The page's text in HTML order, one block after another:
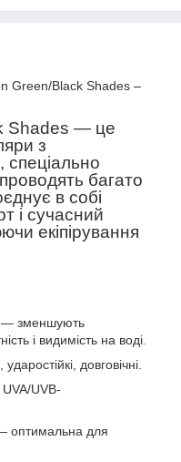
Green/Black Shades –
Shades — це
з
спеціально
багато
в собі
і сучасний
екіпірування
— зменшують
і видимість на воді.
довговічні.
UVB-
оптимальна для